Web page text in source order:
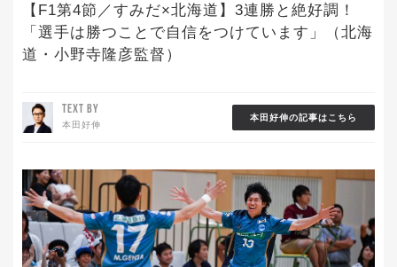
【F1第4節／すみだ×北海道】3連勝と絶好調！
「選手は勝つことで自信をつけています」（北海
道・小野寺隆彦監督）
TEXT BY
本田好伸
本田好伸の記事はこちら